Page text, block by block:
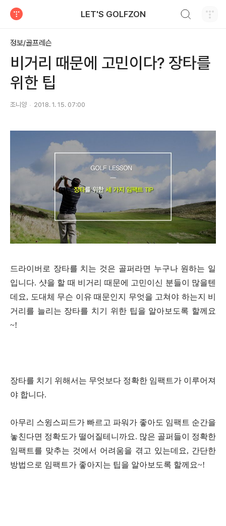
LET'S GOLFZON
정보/골프레슨
비거리 때문에 고민이다? 장타를
위한 팁
조니양 2018. 1. 15. 07:00
드라이버로 장타를 치는 것은 골퍼라면 누구나 원하는 일
입니다. 샷을 할 때 비거리 때문에 고민이신 분들이 많을텐
데요, 도대체 무슨 이유 때문인지 무엇을 고쳐야 하는지 비
거리를 늘리는 장타를 치기 위한 팁을 알아보도록 할께요
~!
장타를 치기 위해서는 무엇보다 정확한 임팩트가 이루어져
야 합니다.
아무리 스윙스피드가 빠르고 파워가 좋아도 임팩트 순간을
놓친다면 정확도가 떨어질테니까요. 많은 골퍼들이 정확한
임팩트를 맞추는 것에서 어려움을 겪고 있는데요, 간단한
방법으로 임팩트가 좋아지는 팁을 알아보도록 할께요~!